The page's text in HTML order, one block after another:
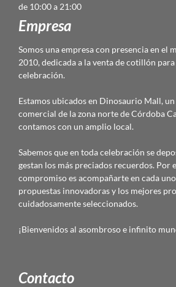
de 10:00 a 21:00
Empresa
Somos una empresa con presencia en el
2010, dedicada a la venta de cotillón
celebración.
Estamos ubicados en Dinosaurio Mall,
comercial de la zona norte de Córdoba
contamos con un amplio local.
Sabemos que en toda celebración se
gestan los más preciados recuerdos. Por
compromiso es acompañarte en cada
propuestas innovadoras y los mejores
cuidadosamente seleccionados.
¡Bienvenidos al asombroso e infinito
Contacto